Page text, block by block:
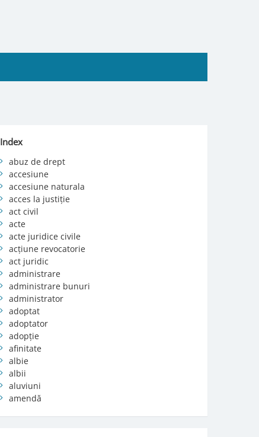
Index
abuz de drept
accesiune
accesiune naturala
acces la justiție
act civil
acte
acte juridice civile
acțiune revocatorie
act juridic
administrare
administrare bunuri
administrator
adoptat
adoptator
adopție
afinitate
albie
albii
aluviuni
amendă